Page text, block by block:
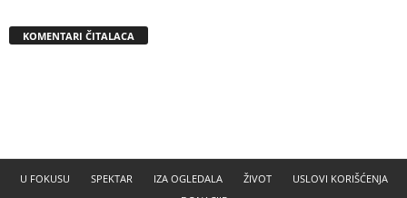
KOMENTARI ČITALACA
U FOKUSU SPEKTAR IZA OGLEDALA ŽIVOT
USLOVI KORIŠĆENJA